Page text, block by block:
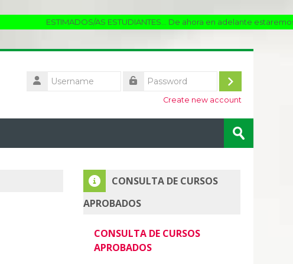
ESTIMADOS/AS ESTUDIANTES... De ahora en adelante estaremos
Username
Log
Create new account
Submit
Skip CONSULTA DE CURSOS APROBADOS
CONSULTA DE CURSOS
APROBADOS
CONSULTA DE CURSOS
APROBADOS